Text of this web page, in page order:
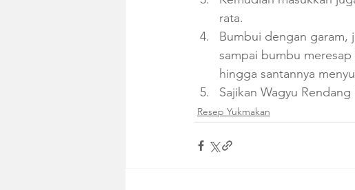
rata.
Bumbui dengan garam,
sampai bumbu
hingga santannya
Sajikan Wagyu
Resep Yukmakan